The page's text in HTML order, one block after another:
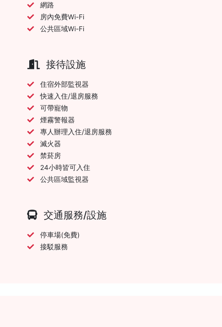
網路
房內免費Wi-Fi
公共區域Wi-Fi
接待設施
住宿外部監視器
快速入住/退房服務
可帶寵物
煙霧警報器
專人辦理入住/退房服務
滅火器
禁菸房
24小時皆可入住
公共區域監視器
交通服務/設施
停車場(免費)
接駁服務